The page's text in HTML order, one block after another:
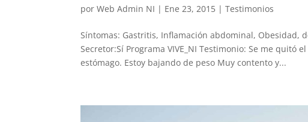
porWeb Admin NI | Ene 23, 2015 |Testimonios
Síntomas: Gastritis, Inflamación abdominal, Obesidad,
Secretor:Sí Programa VIVE_NI Testimonio: Se me quitó
estómago. Estoy bajando de peso Muy contento y...